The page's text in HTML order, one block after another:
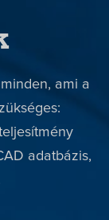
ami a
adatbázis,